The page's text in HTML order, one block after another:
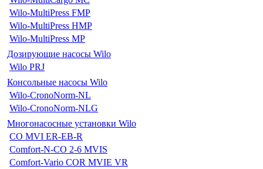
Wilo-MultiPress FMP
Wilo-MultiPress HMP
Wilo-MultiPress MP
Дозирующие насосы Wilo
Wilo PRJ
Консольные насосы Wilo
Wilo-CronoNorm-NL
Wilo-CronoNorm-NLG
Многонасосные установки Wilo
CO MVI ER-EB-R
Comfort-N-CO 2-6 MVIS
Comfort-Vario COR MVIE VR